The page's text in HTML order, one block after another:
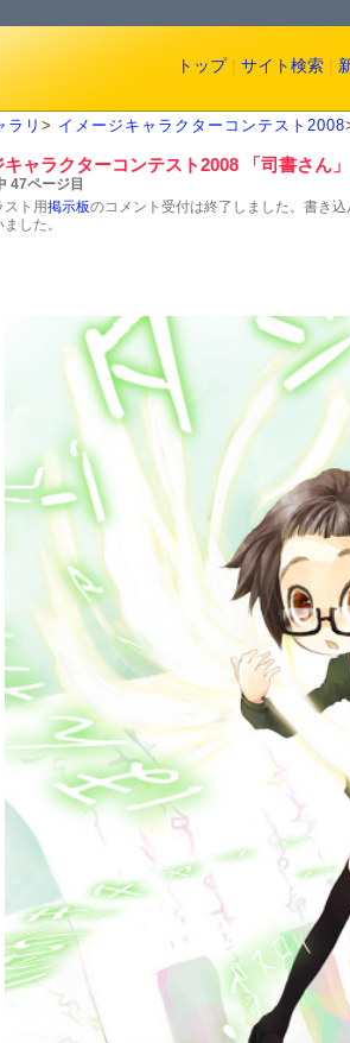
トップ| サイト検索 |
ラリ > イメージキャラクターコンテスト2008
ャラクターコンテスト2008 「司書さん」
47ページ目
ト用掲示板のコメント受付は終了しました。書き
した。